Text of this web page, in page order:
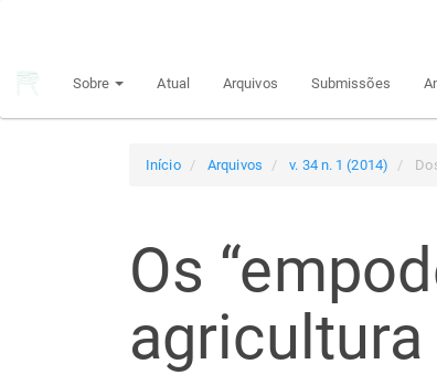
principal
Sobre Atual Arquivos Submissões
Início Arquivos v. 34 n. 1 (2014)
Os